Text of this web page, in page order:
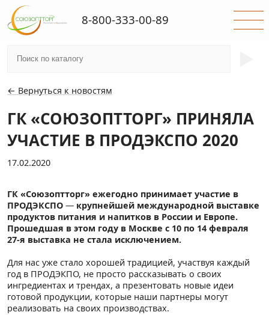
← Вернуться к новостям
ГК «СОЮЗОПТТОРГ» ПРИНЯЛА
УЧАСТИЕ В ПРОДЭКСПО 2020
17.02.2020
ГК «Союзоптторг» ежегодно принимает участие в
ПРОДЭКСПО — крупнейшей международной выставке
продуктов питания и напитков в России и Европе.
Прошедшая в этом году в Москве с 10 по 14 февраля
27-я выставка не стала исключением.
Для нас уже стало хорошей традицией, участвуя каждый
год в ПРОДЭКПО, не просто рассказывать о своих
ингредиентах и трендах, а презентовать новые идеи
готовой продукции, которые наши партнеры могут
реализовать на своих производствах.
8-800-333-00-89